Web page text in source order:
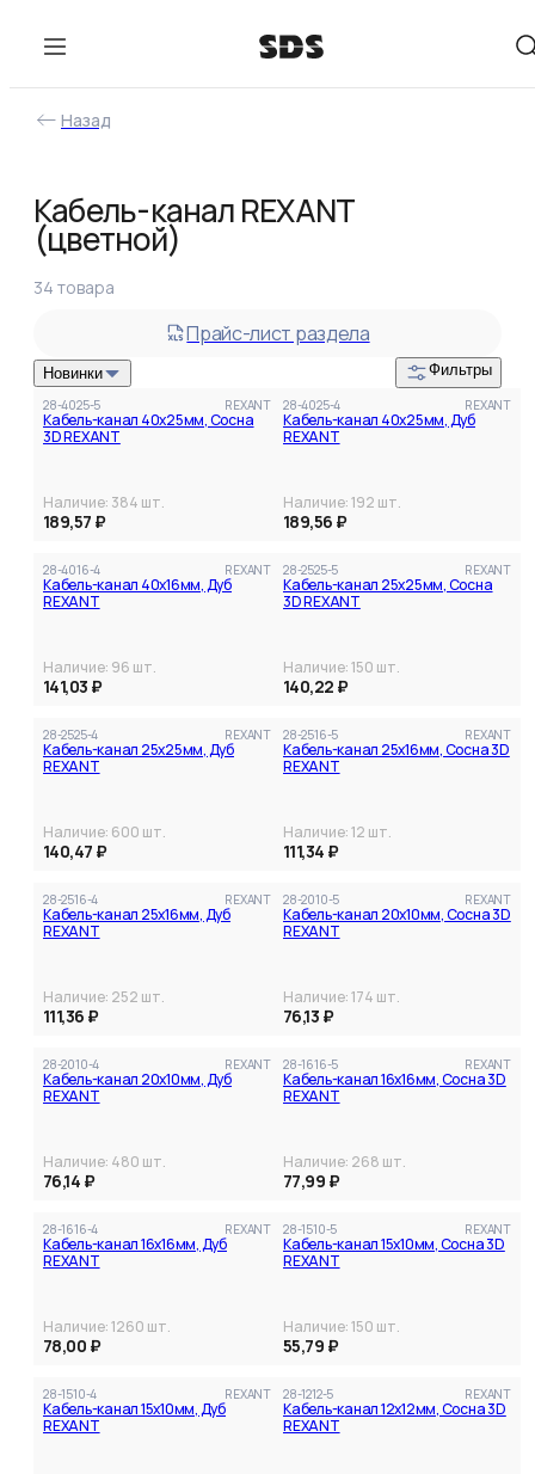
Назад
Кабель-канал REXANT
(цветной)
34 товара
Прайс-лист раздела
Новинки Фильтры
28-4025-5 REXANT
Кабель-канал 40х25мм, Сосна
3D REXANT
Наличие: 384 шт.
189,57 ₽
28-4025-4 REXANT
Кабель-канал 40х25мм, Дуб
REXANT
Наличие:192 шт.
189,56 ₽
28-4016-4 REXANT
Кабель-канал 40х16мм, Дуб
REXANT
Наличие: 96 шт.
141,03 ₽
28-2525-5 REXANT
Кабель-канал 25x25мм, Сосна
3D REXANT
Наличие:150 шт.
140,22 ₽
28-2525-4 REXANT
Кабель-канал 25x25мм, Дуб
REXANT
Наличие: 600 шт.
140,47 ₽
28-2516-5 REXANT
Кабель-канал 25х16мм, Сосна 3D
REXANT
Наличие:12 шт.
111,34 ₽
28-2516-4 REXANT
Кабель-канал 25х16мм, Дуб
REXANT
Наличие: 252 шт.
111,36 ₽
28-2010-5 REXANT
Кабель-канал 20х10мм, Сосна 3D
REXANT
Наличие:174 шт.
76,13 ₽
28-2010-4 REXANT
Кабель-канал 20х10мм, Дуб
REXANT
Наличие: 480 шт.
76,14 ₽
28-1616-5 REXANT
Кабель-канал 16х16мм, Сосна 3D
REXANT
Наличие: 268 шт.
77,99 ₽
28-1616-4 REXANT
Кабель-канал 16х16мм, Дуб
REXANT
Наличие:1260 шт.
78,00 ₽
28-1510-5 REXANT
Кабель-канал 15х10мм, Сосна 3D
REXANT
Наличие:150 шт.
55,79 ₽
28-1510-4 REXANT
Кабель-канал 15х10мм, Дуб
REXANT
28-1212-5 REXANT
Кабель-канал 12х12мм, Сосна 3D
REXANT
В наличии